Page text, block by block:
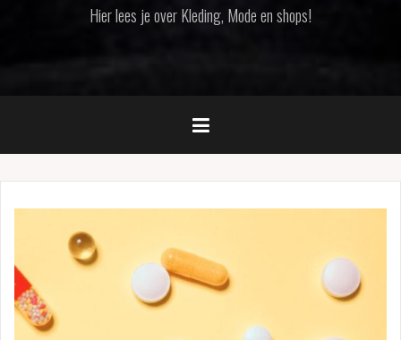
Hier lees je over Kleding, Mode en shops!